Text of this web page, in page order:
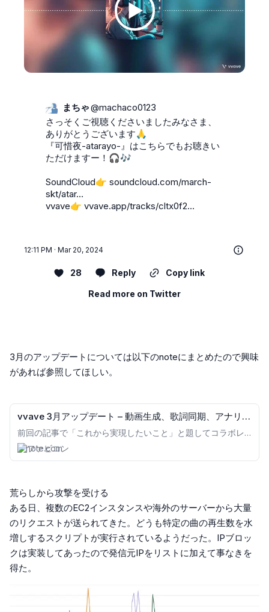
まちゃ@machaco0123
さっそくご視聴くださいましたみなさま、
ありがとうございます🙏
『可惜夜-atarayo-』はこちらでもお聴きい
ただけますー！🎧🎶
SoundCloud👉 soundcloud.com/march-
skt/atar…
vvave👉 vvave.app/tracks/cltx0f2…
12:11 PM · Mar 20, 2024
28 Reply Copy link
Read more on Twitter
3月のアップデートについては以下のnoteにまとめたので興味
があれば参照してほしい。
vvave 3月アップデート – 動画生成、歌詞同期、アナリテ
ィクスなど｜vvave
前回の記事で「これから実現したいこと」と題してコラボレ
ーション機能の構想を書きました。それから1ヶ月半ほど経
ち、（あまりコラボとは関係ないものばかりになってしまい
ましたが）vvaveをより便利で面白い場所にする機能をたく
またたくさんの方が反応くださりとても嬉しかったです😭✨
いつも本当にありがとうございます！！ 最後はvvaveで作成
した動画を投稿して、宣伝は終了させていただきます🙏
Groovyさん @19810207t 、SFTさん @Glisten74
note.com
荒らしから攻撃を受ける
ある日、複数のEC2インスタンスや海外のサーバーから大量
のリクエストが送られてきた。どうも特定の曲の再生数を水
増しするスクリプトが実行されているようだった。IPブロッ
クは実装してあったので発信元IPをリストに加えて事なきを
得た。